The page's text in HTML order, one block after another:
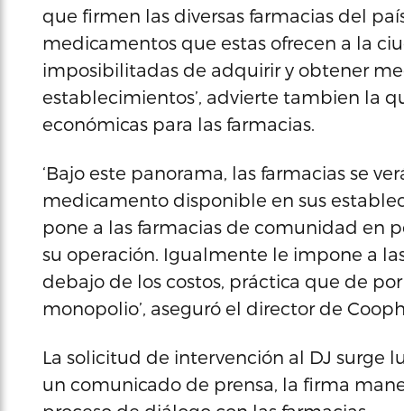
que firmen las diversas farmacias del
medicamentos que estas ofrecen a la
imposibilitadas de adquirir y obtener
establecimientos’, advierte tambien la
económicas para las farmacias.
‘Bajo este panorama, las farmacias se
medicamento disponible en sus
pone a las farmacias de comunidad en
su operación. Igualmente le impone a
debajo de los costos, práctica que de
monopolio’, aseguró el director de
La solicitud de intervención al DJ surge
un comunicado de prensa, la firma